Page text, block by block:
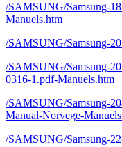
/SAMSUNG/Samsung-
Manuels.htm
/SAMSUNG/Samsung-
/SAMSUNG/Samsung-
0316-1.pdf-Manuels.htm
/SAMSUNG/Samsung-
Manual-Norvege-
/SAMSUNG/Samsung-